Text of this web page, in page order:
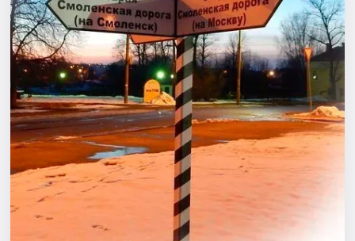
Города
Площадки
Артисты
Рейтинги